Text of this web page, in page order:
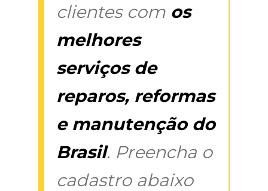
clientes com os
melhores
serviços de
reparos, reformas
e manutenção do
Brasil. Preencha o
cadastro abaixo